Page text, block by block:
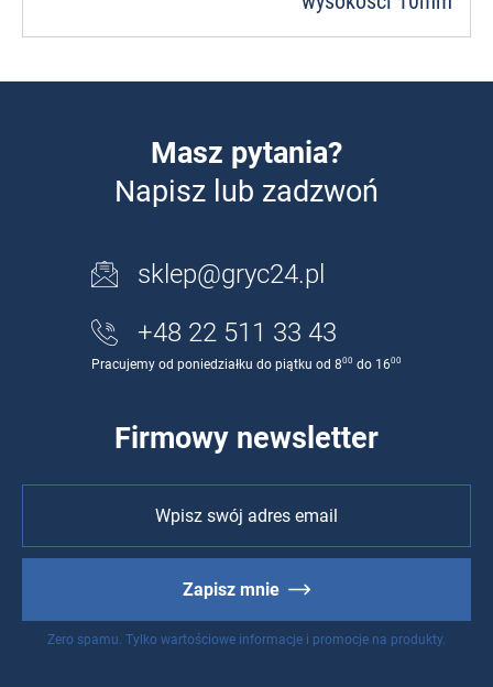
Masz pytania?
Napisz lub zadzwoń
sklep@gryc24.pl
+48 22 511 33 43
Pracujemy od poniedziałku do piątku od 800 do 1600
Firmowy newsletter
Zapisz mnie
Zero spamu. Tylko wartościowe informacje i promocje na produkty.